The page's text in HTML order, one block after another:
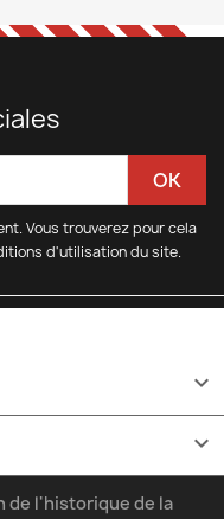
Vous trouverez pour cela
d'utilisation du site.


de l'historique de la